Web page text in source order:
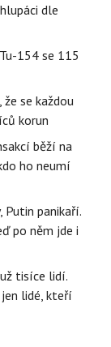
dle
154 se 115
se každou
korun
běží na
ho neumí
panikaří.
po něm jde i
tisíce lidí.
lidé, kteří